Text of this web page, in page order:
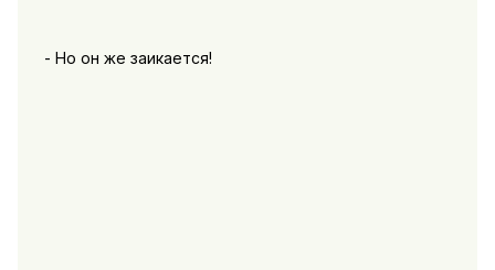
- Но он же заикается!